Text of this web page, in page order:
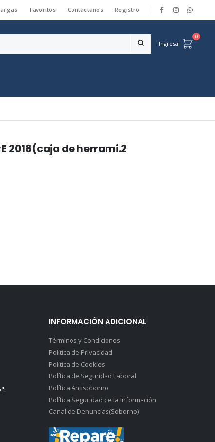
Favoritos Contáctanos Registro
Ingresar
0
2018(caja de herrami.2
INFORMACIÓN ADICIONAL
Términos y Condiciones
Política de Privacidad
Política de Cookies
Política de Seguridad Laboral
Política Antisoborno
Política Seguridad de la Información
Canal de Denuncias(Soborno)